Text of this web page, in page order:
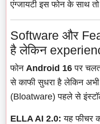
एंग्जायटी इस फोन के साथ
Software और
है लेकिन
फोन Android 16 पर
से काफी सुधरा है लेकिन
(Bloatware) पहले से
ELLA AI 2.0: यह फीचर